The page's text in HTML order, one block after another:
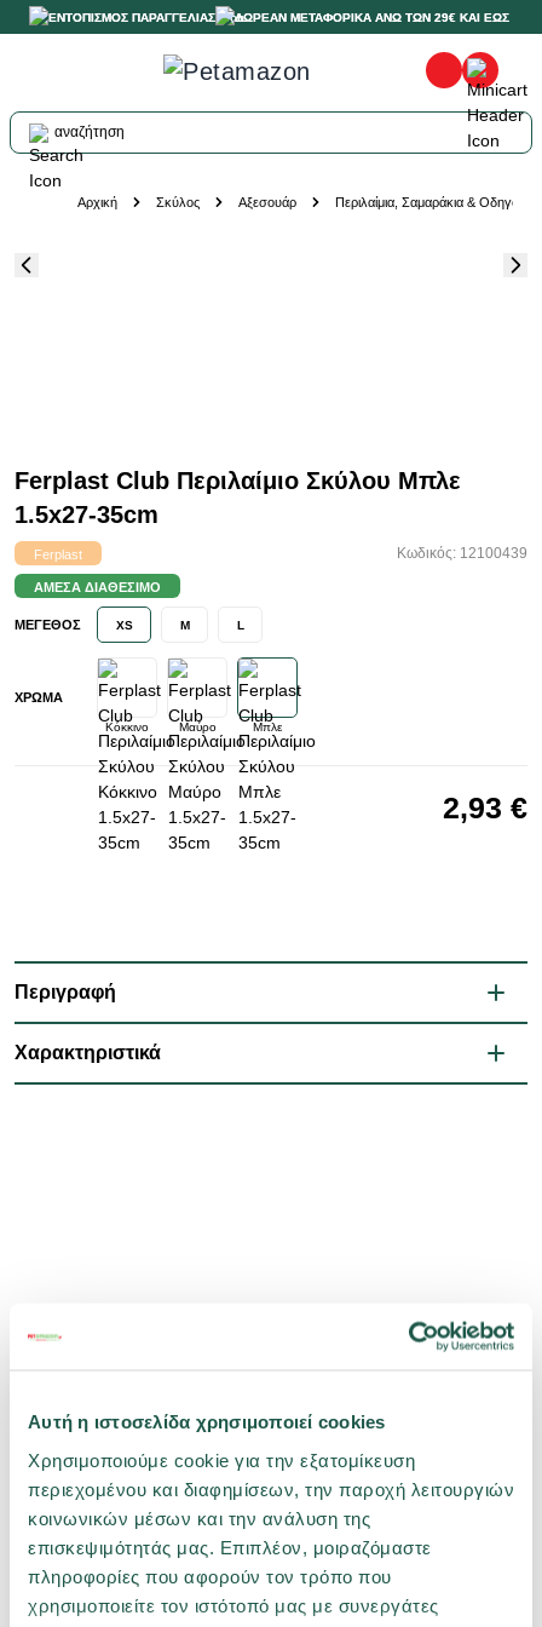
Αυτή η ιστοσελίδα χρησιμοποιεί cookies
Χρησιμοποιούμε cookie για την εξατομίκευση
περιεχομένου και διαφημίσεων, την παροχή λειτουργιών
κοινωνικών μέσων και την ανάλυση της
επισκεψιμότητάς μας. Επιπλέον, μοιραζόμαστε
πληροφορίες που αφορούν τον τρόπο που
χρησιμοποιείτε τον ιστότοπό μας με συνεργάτες
ΕΝΤΟΠΙΣΜΟΣ ΠΑΡΑΓΓΕΛΙΑΣ ΔΩΡΕΑΝ ΜΕΤΑΦΟΡΙΚΑ ΑΝΩ ΤΩΝ 29€ ΚΑΙ ΕΩΣ
Skip to Content
αναζήτηση
Αρχική Σκύλος Αξεσουάρ Περιλαίμια, Σαμαράκια & Οδηγοί
Ferplast Club Περιλαίμιο Σκύλου Μπλε
1.5x27-35cm
Ferplast Κωδικός: 12100439
ΆΜΕΣΑ ΔΙΑΘΈΣΙΜΟ
ΜΈΓΕΘΟΣ XS M L
ΧΡΏΜΑ
Κόκκινο Μαύρο Μπλε
2,93 €
Περιγραφή
Χαρακτηριστικά